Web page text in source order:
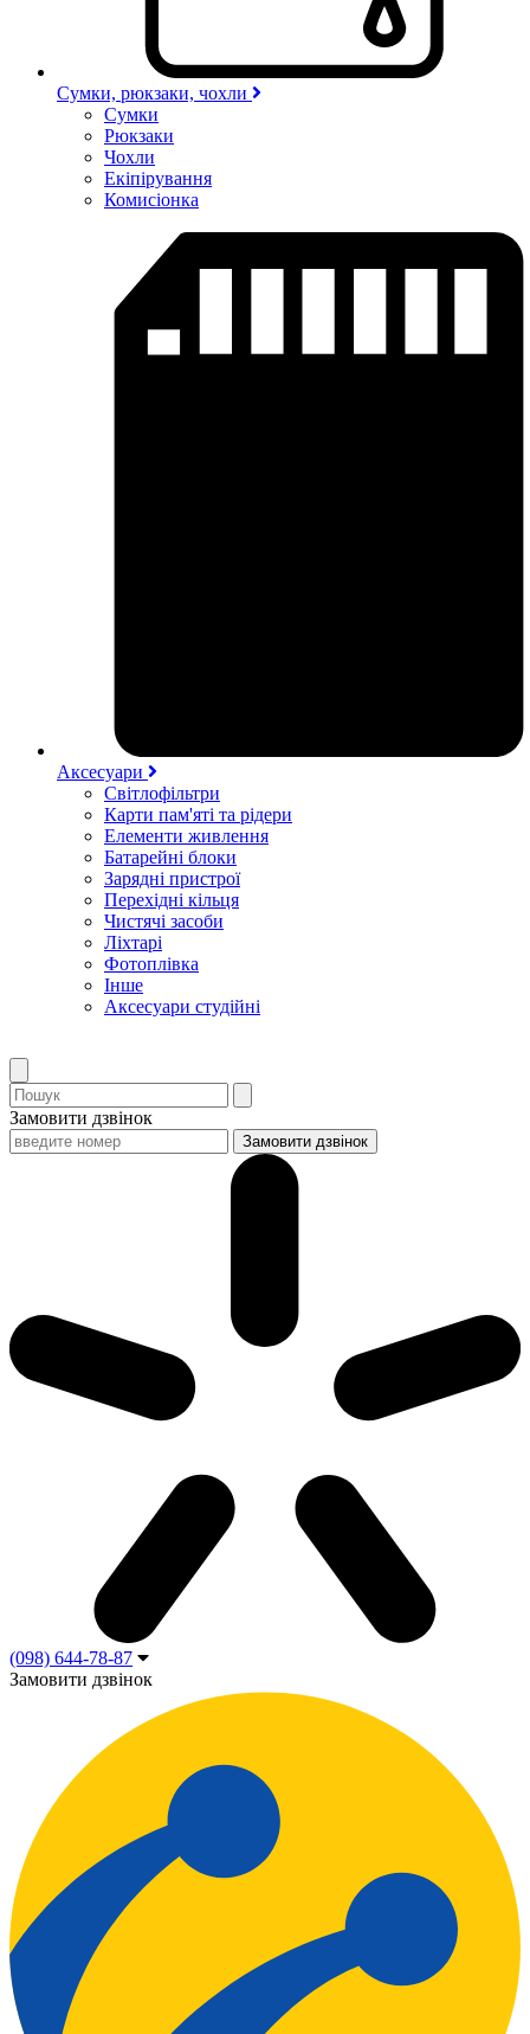
Сумки, рюкзаки, чохли
Сумки
Рюкзаки
Чохли
Екіпірування
Комисіонка
Аксесуари
Світлофільтри
Карти пам'яті та рідери
Елементи живлення
Батарейні блоки
Зарядні пристрої
Перехідні кільця
Чистячі засоби
Ліхтарі
Фотоплівка
Інше
Аксесуари студійні
Замовити дзвінок
(098) 644-78-87
Замовити дзвінок